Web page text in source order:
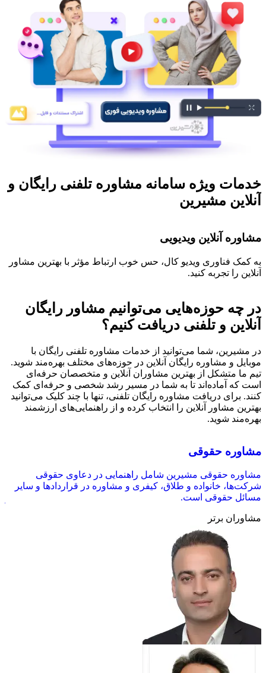
خدمات ویژه سامانه مشاوره تلفنی رایگان و
آنلاین مشیرین
مشاوره آنلاین ویدیویی
به کمک فناوری ویدیو کال، حس خوب ارتباط مؤثر با بهترین مشاور
آنلاین را تجربه کنید.
در چه حوزه‌هایی می‌توانیم مشاور رایگان
آنلاین و تلفنی دریافت کنیم؟
در مشیرین، شما می‌توانید از خدمات مشاوره تلفنی رایگان با
موبایل و مشاوره رایگان آنلاین در حوزه‌های مختلف بهره‌مند شوید.
تیم ما متشکل از بهترین مشاوران آنلاین و متخصصان حرفه‌ای
است که آماده‌اند تا به شما در مسیر رشد شخصی و حرفه‌ای کمک
کنند. برای دریافت مشاوره رایگان تلفنی، تنها با چند کلیک می‌توانید
بهترین مشاور آنلاین را انتخاب کرده و از راهنمایی‌های ارزشمند
بهره‌مند شوید.
مشاوره حقوقی
مشاوره حقوقی مشیرین شامل راهنمایی در دعاوی حقوقی
شرکت‌ها، خانواده و طلاق، کیفری و مشاوره در قراردادها و سایر
مسائل حقوقی است.
مشاوران برتر